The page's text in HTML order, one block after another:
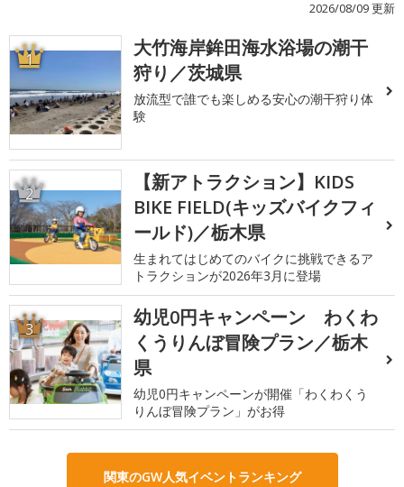
2026/08/09 更新
1
大竹海岸鉾田海水浴場の潮干
狩り／茨城県
放流型で誰でも楽しめる安心の潮干狩り体
験
2
【新アトラクション】KIDS
BIKE FIELD(キッズバイクフィ
ールド)／栃木県
生まれてはじめてのバイクに挑戦できるア
トラクションが2026年3月に登場
3
幼児0円キャンペーン わくわ
くうりんぼ冒険プラン／栃木
県
幼児0円キャンペーンが開催「わくわくう
りんぼ冒険プラン」がお得
関東のGW人気イベントランキング